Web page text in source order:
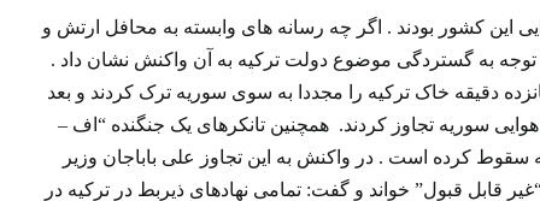
این کشور بودند . اگر چه رسانه های وابسته به محافل ارتش و
توجه به گستردگی موضوع دولت ترکیه به آن واکنش نشان داد .
دقیقه خاک ترکیه را مجددا به سوی سوریه ترک کردند و بعد
سوریه تجاوز کردند. همچنین تانکرهای یک جنگنده “اف –
سقوط کرده است . در واکنش به این تجاوز علی باباجان وزیر
قبول” خواند و گفت: تمامی نهادهای ذیربط در ترکیه در